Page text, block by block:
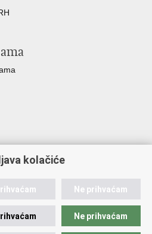
kolačiće
Ne prihvaćam
Ne prihvaćam